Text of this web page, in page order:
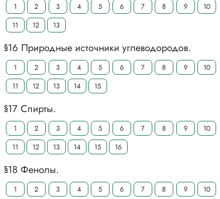
1 2 3 4 5 6 7 8 9
10
11
12 13
§16 Природные источники углеводородов.
1 2 3 4 5 6 7 8 9
10
11
12 13 14 15
§17 Спирты.
1 2 3 4 5 6 7 8 9
10
11
12 13 14 15 16
§18 Фенолы.
1 2 3 4 5 6 7 8 9
10